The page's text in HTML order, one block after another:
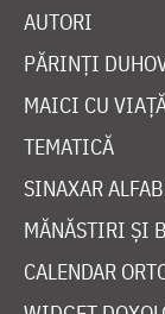
AUTORI
PĂRINȚI
MAICI CU
TEMATICĂ
SINAXAR
MĂNĂSTIRI ȘI
CALENDAR